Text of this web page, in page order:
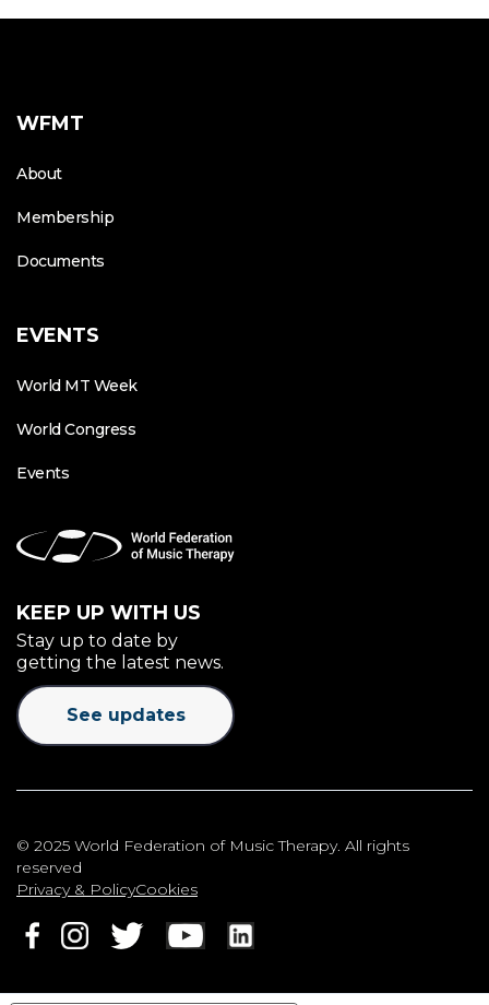
WFMT
About
Membership
Documents
EVENTS
World MT Week
World Congress
Events
KEEP UP WITH US
Stay up to date by
getting the latest news.
See updates
© 2025 World Federation of Music Therapy. All rights
reserved
Privacy & PolicyCookies